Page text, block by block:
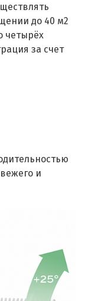
до 40 м2
четырёх
за счет
и